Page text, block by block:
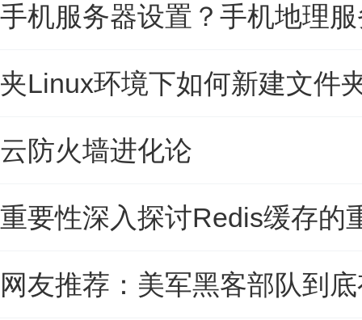
手机服务器设置？手机地理
夹Linux环境下如何新建文件
云防火墙进化论
重要性深入探讨Redis缓存的
网友推荐：美军黑客部队到